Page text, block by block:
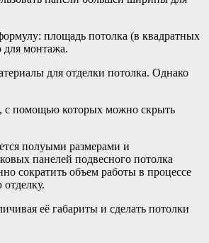
площадь потолка (в квадратных
для монтажа.
для отделки потолка. Однако
с помощью которых можно скрыть
полуыми размерами и
панелей подвесного потолка
сократить объем работы в процессе
её габариты и сделать потолки